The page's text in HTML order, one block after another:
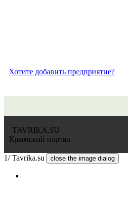
Хотите добавить предприятие?
TAVRIKA.SU
Крымский портал
1/ Tavrika.su close the image dialog